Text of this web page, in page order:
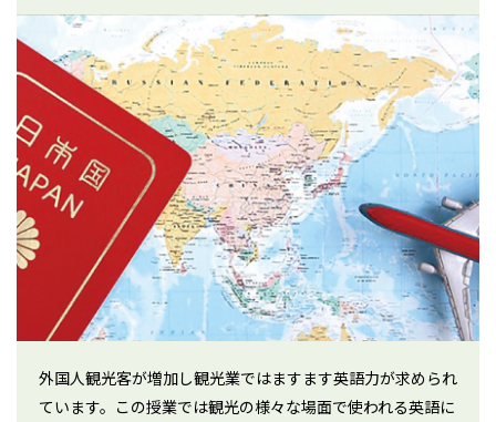
外国人観光客が増加し観光業ではますます英語力が求められ
ています。この授業では観光の様々な場面で使われる英語に